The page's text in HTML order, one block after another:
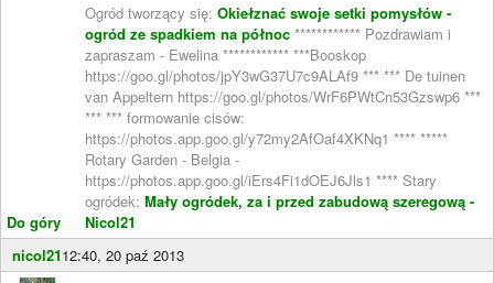
Do góry
Ogród tworzący się: Okiełznać swoje setki pomysłów -
ogród ze spadkiem na północ ************ Pozdrawiam i
zapraszam - Ewelina ************ ***Booskop
https://goo.gl/photos/jpY3wG37U7c9ALAf9 *** *** De tuinen
van Appeltern https://goo.gl/photos/WrF6PWtCn53Gzswp6 ***
*** *** formowanie cisów:
https://photos.app.goo.gl/y72my2AfOaf4XKNq1 **** *****
Rotary Garden - Belgia -
https://photos.app.goo.gl/iErs4Fi1dOEJ6Jls1 **** Stary
ogródek: Mały ogródek, za i przed zabudową szeregową -
Nicol21
nicol2112:40, 20 paź 2013